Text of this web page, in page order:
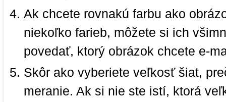
Ak chcete rovnakú farbu ako
niekoľko farieb, môžete si ich
povedať, ktorý obrázok chcete e-
Skôr ako vyberiete veľkosť šiat,
meranie. Ak si nie ste istí, ktorá